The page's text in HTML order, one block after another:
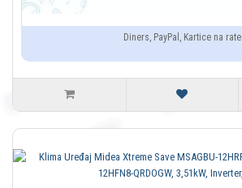
Diners, PayPal, Kartice na rate